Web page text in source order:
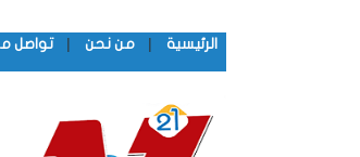
الرئيسية | من نحن | تواصل